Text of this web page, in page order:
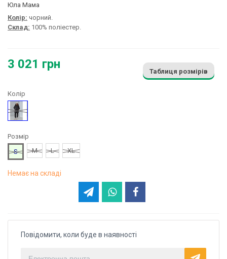
Юла Мама
Колір: чорний.
Склад: 100% поліестер.
3 021 грн
Таблиця розмірів
Колір
Чорний
Розмір
S
M L XL
Немає на складі
Повідомити, коли буде в наявності